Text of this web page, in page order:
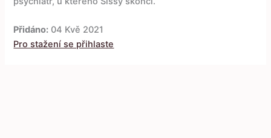
Přidáno: 04 Kvě 2021
Pro stažení se přihlaste